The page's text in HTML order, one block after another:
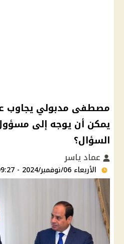
مصطفى مدبولي يجاوب
يمكن أن يوجه إلى
السؤال؟
عماد ياسر
الأربعاء 06/نوفمبر/2024 - 09:27 م